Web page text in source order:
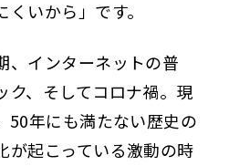
いから」です。
、インターネットの普
ク、そしてコロナ禍。現
50年にも満たない歴史の
が起こっている激動の時